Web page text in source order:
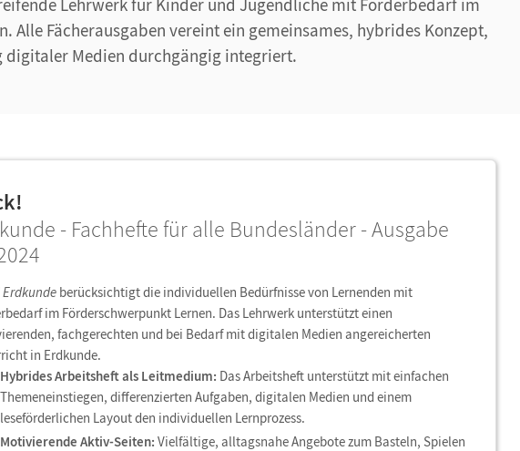
Lehrwerk für Kinder und Jugendliche mit Förderbedarf im
Alle Fächerausgaben vereint ein gemeinsames, hybrides Konzept,
digitaler Medien durchgängig integriert.
- Fachhefte für alle Bundesländer - Ausgabe
berücksichtigt die individuellen Bedürfnisse von Lernenden mit
im Förderschwerpunkt Lernen. Das Lehrwerk unterstützt einen
fachgerechten und bei Bedarf mit digitalen Medien angereicherten
in Erdkunde.
Hybrides Arbeitsheft als Leitmedium: Das Arbeitsheft unterstützt mit einfachen
Themeneinstiegen, differenzierten Aufgaben, digitalen Medien und einem
leseförderlichen Layout den individuellen Lernprozess.
Motivierende Aktiv-Seiten: Vielfältige, alltagsnahe Angebote zum Basteln, Spielen